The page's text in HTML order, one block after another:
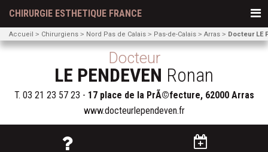
CHIRURGIE ESTHETIQUE FRANCE
Accueil Chirurgiens Nord Pas de Calais Pas-de-Calais Arras Docteur LE
Docteur
LE PENDEVEN Ronan
T. 03 21 23 57 23 - 17 place de la PrÃ©fecture, 62000 Arras
www.docteurlependeven.fr